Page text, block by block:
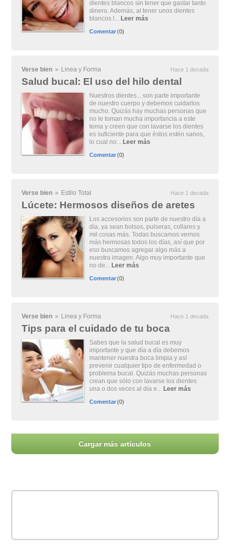
dientes blancos sin tener que gastar tanto
dinero. Además, al tener unos dientes
blancos l... Leer más
Comentar(0)
Verse bien » Linea y Forma Hace 1 decada
Salud bucal: El uso del hilo dental
Nuestros dientes... son parte importante
de nuestro cuerpo y debemos cuidarlos
mucho. Quizás hay muchas personas que
no le toman mucha importancia a este
tema y creen que con lavarse los dientes
es suficiente para que éstos estén sanos,
lo cual no... Leer más
Comentar(0)
Verse bien » Estilo Total Hace 1 decada
Lúcete: Hermosos diseños de aretes
Los accesorios son parte de nuestro día a
día, ya sean bolsos, pulseras, collares y
mil cosas más. Todas buscamos vernos
más hermosas todos los días, así que por
eso buscamos agregar algo más a
nuestra imagen. Algo muy importante que
no de... Leer más
Comentar(0)
Verse bien » Linea y Forma Hace 1 decada
Tips para el cuidado de tu boca
Sabes que la salud bucal es muy
importante y que día a día debemos
mantener nuestra boca limpia y así
prevenir cualquier tipo de enfermedad o
problema bucal. Quizás muchas personas
crean que sólo con lavarse los dientes
una o dos veces al día e... Leer más
Comentar(0)
Cargar más artículos